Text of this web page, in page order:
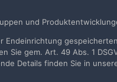
IN-Solution
und
Sie gem. Art. 49 Abs. 1
Details finden Sie in